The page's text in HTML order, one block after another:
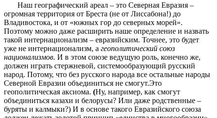
Наш географический ареал – это Северная Евразия –
огромная территория от Бреста (не от Лиссабона!) до
Владивостока, и от «южных гор до северных морей».
Поэтому можно даже расширить наше определение и назвать
такой интернационализм – евразийским. Точнее, это будет
уже не интернационализм, а геополитический союз
национализмов. И в этом союзе ведущую роль, конечно же,
должен играть стержневой, системообразующий русский
народ. Потому, что без русского народа все остальные народы
Северной Евразии объединиться не смогут.Это
геополитическая аксиома. (Ну, например, как смогут
объединиться казахи и белорусы? Или даже родственные –
буряты и калмыки?) И в основе такого Евразийского союза